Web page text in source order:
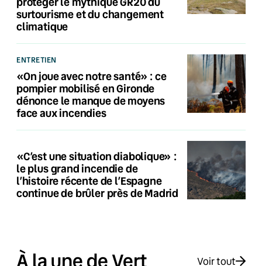
surtourisme et du changement
climatique
ENTRETIEN
«On joue avec notre santé» : ce
pompier mobilisé en Gironde
dénonce le manque de moyens
face aux incendies
«C’est une situation diabolique» :
le plus grand incendie de
l’histoire récente de l’Espagne
continue de brûler près de Madrid
À la une de Vert Voir tout